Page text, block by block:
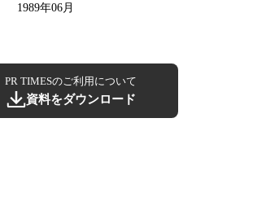
1989年06月
PR TIMESのご利用について
資料をダウンロード